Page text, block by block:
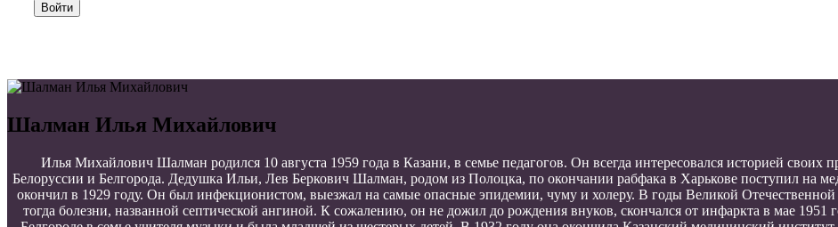
Войти
Шалман Илья Михайлович
Илья Михайлович Шалман родился 10 августа 1959 года в Казани, в семье педагогов. Он всегда интересовался историей
Белоруссии и Белгорода. Дедушка Ильи, Лев Беркович Шалман, родом из Полоцка, по окончании рабфака в Харькове поступил на
окончил в 1929 году. Он был инфекционистом, выезжал на самые опасные эпидемии, чуму и холеру. В годы Великой Отечественной
тогда болезни, названной септической ангиной. К сожалению, он не дожил до рождения внуков, скончался от инфаркта в мае